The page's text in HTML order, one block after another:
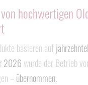
hochwertigen
basieren auf
2026 wurde der Betrieb
–übernommen.